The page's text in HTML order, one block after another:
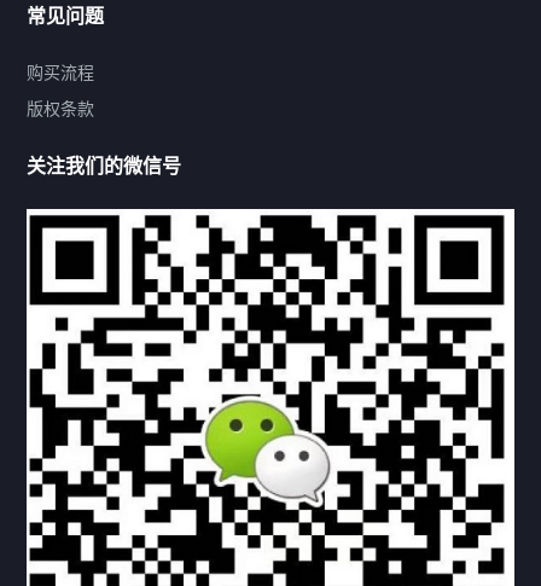
热门标签
机构链接
联系方式 关于我们
下载与支持
资料下载 视频中心
常见问题
购买流程 版权条款
常见问题
购买流程
版权条款
关注我们的微信号